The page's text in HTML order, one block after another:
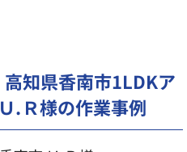
知県香南市1LDKア
.Ｒ様の作業事例